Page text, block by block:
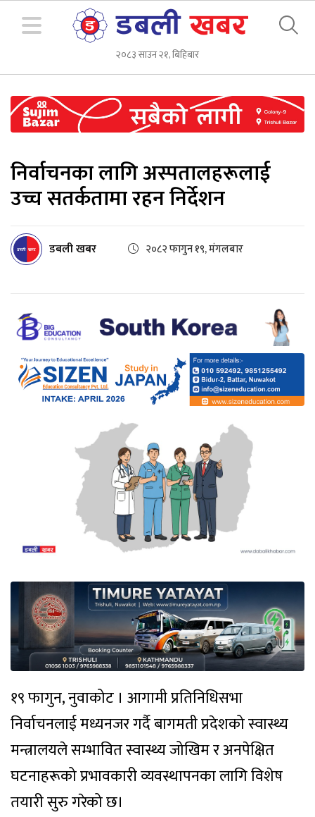
२०८३ साउन २१, बिहिबार
निर्वाचनका लागि अस्पतालहरूलाई
उच्च सतर्कतामा रहन निर्देशन
डबली खबर २०८२ फागुन १९, मंगलबार
१९ फागुन, नुवाकोट । आगामी प्रतिनिधिसभा
निर्वाचनलाई मध्यनजर गर्दै बागमती प्रदेशको स्वास्थ्य
मन्त्रालयले सम्भावित स्वास्थ्य जोखिम र अनपेक्षित
घटनाहरूको प्रभावकारी व्यवस्थापनका लागि विशेष
तयारी सुरु गरेको छ।